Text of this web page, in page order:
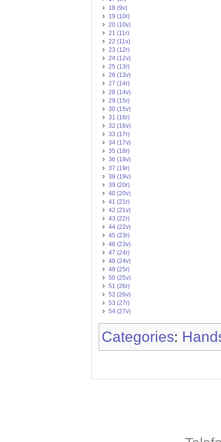
18 (9v)
19 (10r)
20 (10v)
21 (11r)
22 (11v)
23 (12r)
24 (12v)
25 (13r)
26 (13v)
27 (14r)
28 (14v)
29 (15r)
30 (15v)
31 (16r)
32 (16v)
33 (17r)
34 (17v)
35 (18r)
36 (18v)
37 (19r)
38 (19v)
39 (20r)
40 (20v)
41 (21r)
42 (21v)
43 (22r)
44 (22v)
45 (23r)
46 (23v)
47 (24r)
48 (24v)
49 (25r)
50 (25v)
51 (26r)
52 (26v)
53 (27r)
54 (27v)
Categories: